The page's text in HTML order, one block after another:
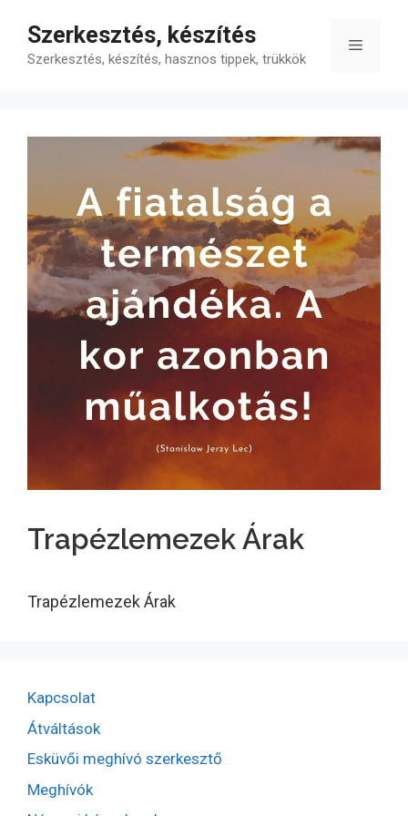
tartalomba
Szerkesztés, készítés
Szerkesztés, készítés, hasznos tippek, trükkök
Menü
Trapézlemezek Árak
Trapézlemezek Árak
Kapcsolat
Átváltások
Esküvői meghívó szerkesztő
Meghívók